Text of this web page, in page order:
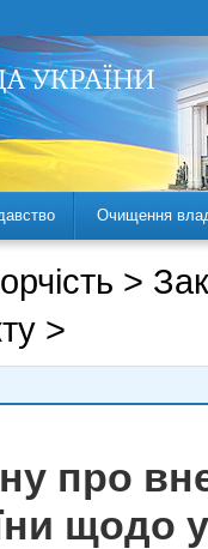
Очищення
>
>
про
щодо